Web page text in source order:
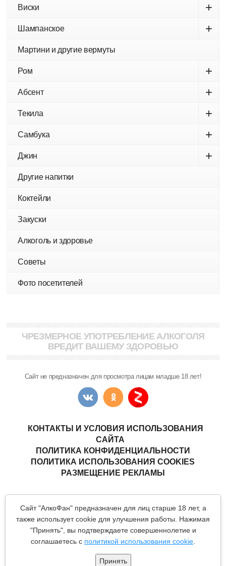
Сайт "АлкоФан" предназначен для лиц старше 18 лет, а
также использует cookie для улучшения работы. Нажимая
"Принять", вы подтверждаете совершеннолетие и
соглашаетесь с политикой использования cookie
Принять
Виски +
Шампанское +
Мартини и другие вермуты
Ром +
Абсент +
Текила +
Самбука +
Джин +
Другие напитки
Коктейли
Закуски
Алкоголь и здоровье
Советы
Фото посетителей
ЧРЕЗМЕРНОЕ УПОТРЕБЛЕНИЕ АЛКОГОЛЯ
ВРЕДИТ ВАШЕМУ ЗДОРОВЬЮ
Сайт не предназначен для просмотра лицам младше 18 лет!
КОНТАКТЫ И УСЛОВИЯ ИСПОЛЬЗОВАНИЯ
САЙТА
ПОЛИТИКА КОНФИДЕНЦИАЛЬНОСТИ
ПОЛИТИКА ИСПОЛЬЗОВАНИЯ COOKIES
РАЗМЕЩЕНИЕ РЕКЛАМЫ
напитков.
Все материалы данного сайта являются объектами авторского
права (в том числе дизайн). Запрещается копирование,
распространение (в том числе путем копирования на другие
сайты и ресурсы в Интернете) или любое иное использование
правообладателя.